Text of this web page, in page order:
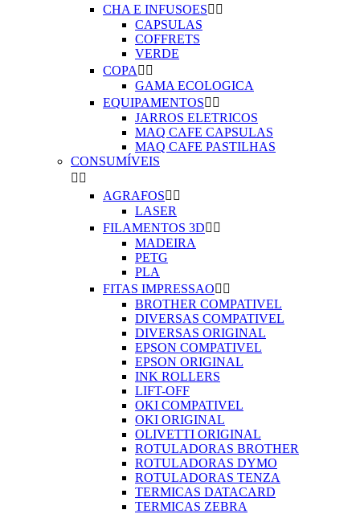
CHA E INFUSOES 
CAPSULAS
COFFRETS
VERDE
COPA  
GAMA ECOLOGICA
EQUIPAMENTOS 
JARROS ELETRICOS
MAQ CAFE CAPSULAS
MAQ CAFE PASTILHAS
CONSUMÍVEIS
 
AGRAFOS 
LASER
FILAMENTOS 3D 
MADEIRA
PETG
PLA
FITAS IMPRESSAO 
BROTHER COMPATIVEL
DIVERSAS COMPATIVEL
DIVERSAS ORIGINAL
EPSON COMPATIVEL
EPSON ORIGINAL
INK ROLLERS
LIFT-OFF
OKI COMPATIVEL
OKI ORIGINAL
OLIVETTI ORIGINAL
ROTULADORAS BROTHER
ROTULADORAS DYMO
ROTULADORAS TENZA
TERMICAS DATACARD
TERMICAS ZEBRA